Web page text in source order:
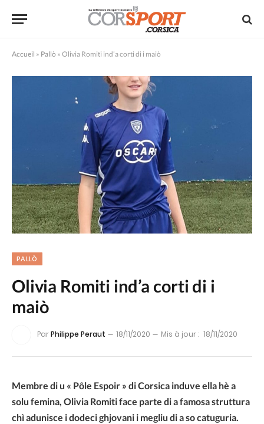
Accueil » Pallò » Olivia Romiti ind’a corti di i maiò
PALLÒ
Olivia Romiti ind’a corti di i
maiò
ParPhilippe Peraut 18/11/2020 Mis à jour : 18/11/2020
Membre di u « Pôle Espoir » di Corsica induve ella hè a
solu femina, Olivia Romiti face parte di a famosa struttura
chì adunisce i dodeci ghjovani i megliu di a so catuguria.